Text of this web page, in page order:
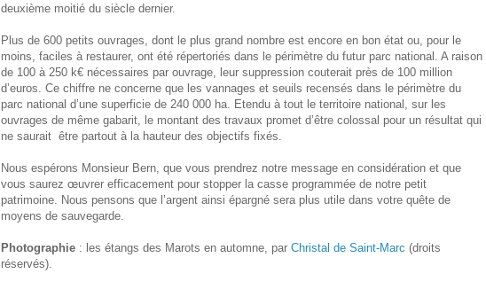
deuxième moitié du siècle dernier.
Plus de 600 petits ouvrages, dont le plus grand nombre est encore en bon état ou, pour le
moins, faciles à restaurer, ont été répertoriés dans le périmètre du futur parc national. A raison
de 100 à 250 k€ nécessaires par ouvrage, leur suppression couterait près de 100 million
d’euros. Ce chiffre ne concerne que les vannages et seuils recensés dans le périmètre du
parc national d’une superficie de 240 000 ha. Etendu à tout le territoire national, sur les
ouvrages de même gabarit, le montant des travaux promet d’être colossal pour un résultat qui
ne saurait être partout à la hauteur des objectifs fixés.
Nous espérons Monsieur Bern, que vous prendrez notre message en considération et que
vous saurez œuvrer efficacement pour stopper la casse programmée de notre petit
patrimoine. Nous pensons que l’argent ainsi épargné sera plus utile dans votre quête de
moyens de sauvegarde.
Photographie : les étangs des Marots en automne, par Christal de Saint-Marc (droits
réservés).